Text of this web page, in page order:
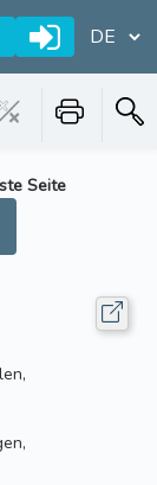
Seite